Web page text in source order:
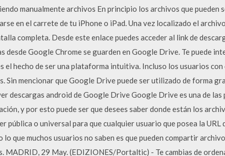
manualmente archivos En principio los archivos que pueden
en el carrete de tu iPhone o iPad. Una vez localizado el
completa. Desde este enlace puedes acceder al link de
desde Google Chrome se guarden en Google Drive. Te puede
el hecho de ser una plataforma intuitiva. Incluso los usuarios
Sin mencionar que Google Drive puede ser utilizado de forma
descargas android de Google Drive Google Drive es una de
y por esto puede ser que desees saber donde están los
pública o universal para que cualquier usuario que posea la URL
que muchos usuarios no saben es que pueden compartir
29 May. (EDIZIONES/Portaltic) - Te cambias de